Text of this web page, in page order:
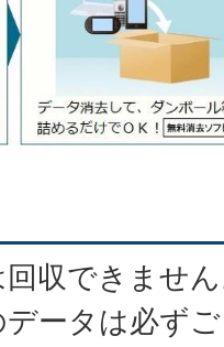
収できませ
ータは必ず